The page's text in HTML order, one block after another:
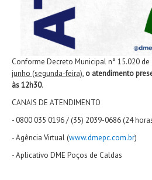
Conforme Decreto Municipal n° 15.020 de
junho (segunda-feira), o atendimento
às 12h30.
CANAIS DE ATENDIMENTO
- 0800 035 0196 / (35) 2039-0686 (24
- Agência Virtual (www.dmepc.com.br)
- Aplicativo DME Poços de Caldas